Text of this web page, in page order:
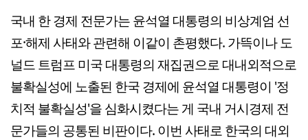
국내 한 경제 전문가는 윤석열 대통령의 비상계엄 선
포·해제 사태와 관련해 이같이 촌평했다. 가뜩이나 도
널드 트럼프 미국 대통령의 재집권으로 대내외적으로
불확실성에 노출된 한국 경제에 윤석열 대통령이 '정
치적 불확실성'을 심화시켰다는 게 국내 거시경제 전
문가들의 공통된 비판이다. 이번 사태로 한국의 대외